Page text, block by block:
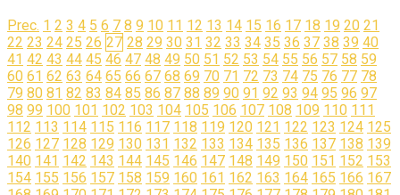
Prec. 1 2 3 4 5 6 7 8 9 10 11 12 13 14 15 16 17 18 19 20 21
22 23 24 25 26 27 28 29 30 31 32 33 34 35 36 37 38 39 40
41 42 43 44 45 46 47 48 49 50 51 52 53 54 55 56 57 58 59
60 61 62 63 64 65 66 67 68 69 70 71 72 73 74 75 76 77 78
79 80 81 82 83 84 85 86 87 88 89 90 91 92 93 94 95 96 97
98 99 100 101 102 103 104 105 106 107 108 109 110 111
112 113 114 115 116 117 118 119 120 121 122 123 124 125
126 127 128 129 130 131 132 133 134 135 136 137 138 139
140 141 142 143 144 145 146 147 148 149 150 151 152 153
154 155 156 157 158 159 160 161 162 163 164 165 166 167